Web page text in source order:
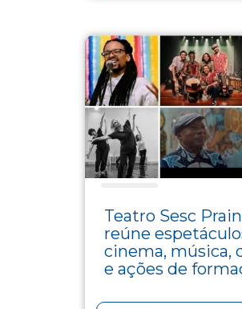
Teatro Sesc
reúne
cinema, música,
e ações de